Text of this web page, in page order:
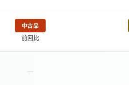
中古品
前回比
－